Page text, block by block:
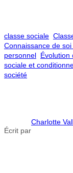
classe sociale
Connaissance de
personnel Évolution
sociale et
société
Écrit par
Charlotte